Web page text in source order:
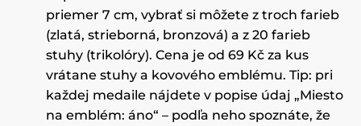
priemer 7 cm, vybrať si môžete z troch farieb
(zlatá, strieborná, bronzová) a z 20 farieb
stuhy (trikolóry). Cena je od 69 Kč za kus
vrátane stuhy a kovového emblému. Tip: pri
každej medaile nájdete v popise údaj „Miesto
na emblém: áno“ – podľa neho spoznáte, že